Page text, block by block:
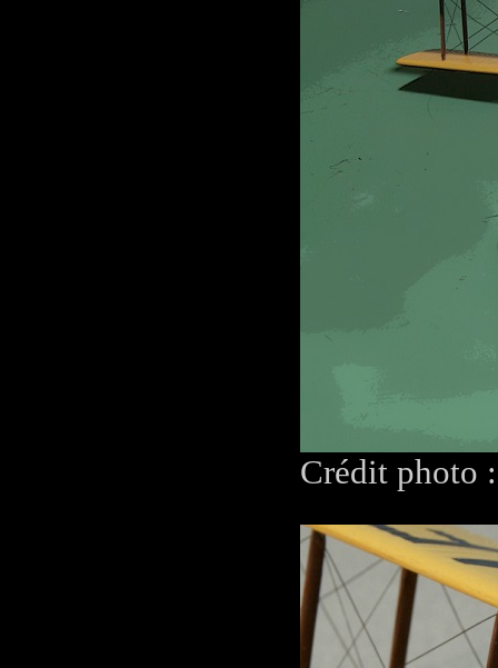
Crédit photo